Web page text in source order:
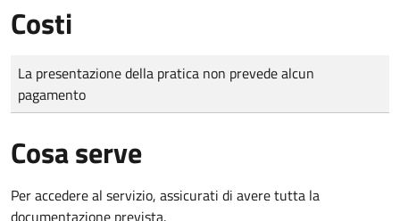
Costi
Tipo di pagamento
Importo
La presentazione della pratica non prevede alcun
pagamento
Cosa serve
Per accedere al servizio, assicurati di avere tutta la
documentazione prevista.